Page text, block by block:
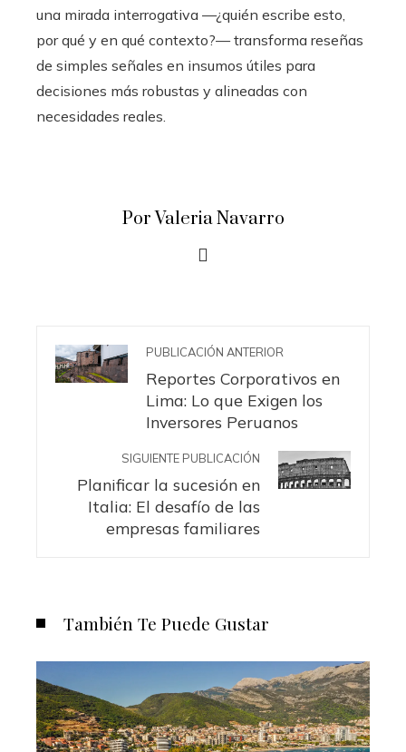
una mirada interrogativa —¿quién escribe esto,
por qué y en qué contexto?— transforma reseñas
de simples señales en insumos útiles para
decisiones más robustas y alineadas con
necesidades reales.
Por Valeria Navarro
PUBLICACIÓN ANTERIOR
Reportes Corporativos en
Lima: Lo que Exigen los
Inversores Peruanos
SIGUIENTE PUBLICACIÓN
Planificar la sucesión en
Italia: El desafío de las
empresas familiares
También Te Puede Gustar